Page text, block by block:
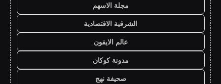
مجلة الاسهم
الشرقية الاقتصادية
عالم الايفون
مدونة كوكان
صحيفة نهج